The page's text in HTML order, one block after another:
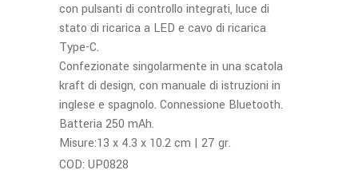
con pulsanti di controllo integrati, luce di
stato di ricarica a LED e cavo di ricarica
Type-C.
Confezionate singolarmente in una scatola
kraft di design, con manuale di istruzioni in
inglese e spagnolo. Connessione Bluetooth.
Batteria 250 mAh.
Misure:13 x 4.3 x 10.2 cm | 27 gr.
COD: UP0828